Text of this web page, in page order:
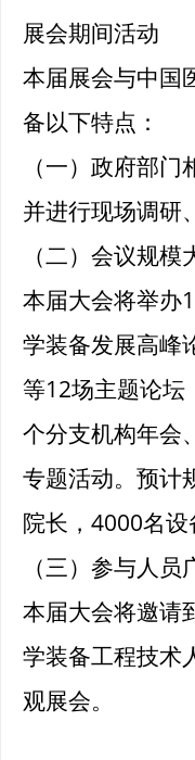
展会期间活动
本届展会与中国
备以下特点：
（一）政府部
并进行现场调研
（二）会议规
本届大会将举办
学装备发展高峰
等12场主题论坛
个分支机构年会
专题活动。预计
院长，4000名
（三）参与人
本届大会将邀请
学装备工程技术
观展会。